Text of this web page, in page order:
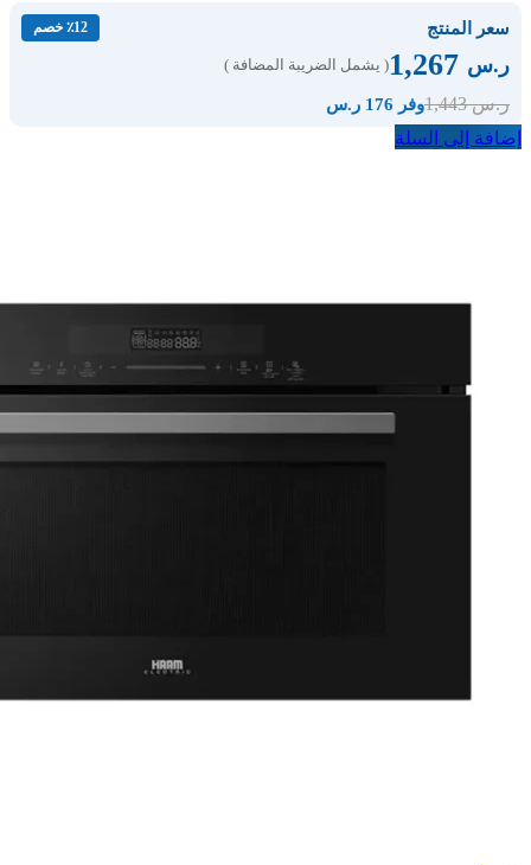
سعر المنتج ٪12 خصم
ر.س ( يشمل الضريبة المضافة )
ر.س1,443 وفر 176 ر.س
إضافة إلى السلة